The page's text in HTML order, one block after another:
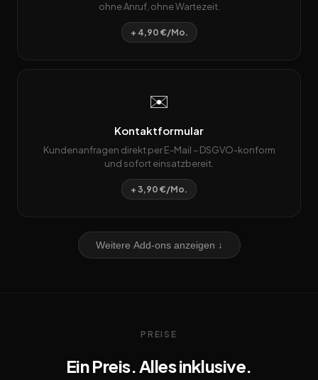
ohne Anruf, ohne Wartezeit.
+ 4,90 €/Mo.
✉️
Kontaktformular
Kundenanfragen direkt per E-Mail – DSGVO-konform
und sofort einsatzbereit.
+ 3,90 €/Mo.
Weitere Add-ons anzeigen ↓
PREISE
Ein Preis. Alles inklusive.